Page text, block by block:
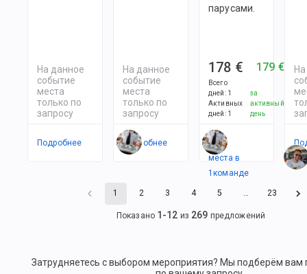
На данное
событие
места
только по
запросу
Подробнее
На данное
событие
места
только по
запросу
Подробнее
парусами.
178 €
Всего
дней: 1
Активных
дней: 1
179 €
за
активный
день
Есть
места в
1командe
1 2 3 4 5 … 23
Показано 1 -12 из 269 предложений
Затрудняетесь с выбором мероприятия? Мы подберём вам